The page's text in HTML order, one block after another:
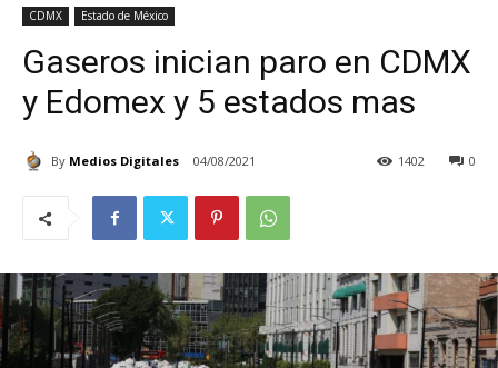
CDMX Estado de México
Gaseros inician paro en CDMX
y Edomex y 5 estados mas
By Medios Digitales 04/08/2021 0
1402